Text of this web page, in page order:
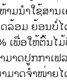
າມນໍາໃຊ້ສານ
ລ້ອມ ຍ້ອນບໍ່ໄ
ເພື່ອໃຫ້ຕົ້ນ
ມາດປູກກາເຟ
າມາດຈໍາໜ່າຍ